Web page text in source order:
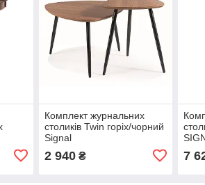
Комплект журнальних
столиків Twin горіх/чорний
Signal
2 940₴ 7